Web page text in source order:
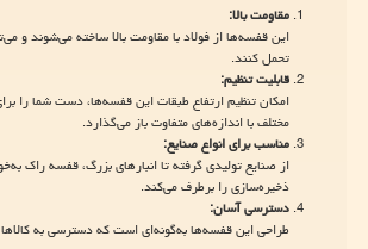
مقاومت بالا:
این قفسه‌ها از فولاد با مقاومت بالا ساخته می‌شوند و
تحمل کنند.
قابلیت تنظیم:
امکان تنظیم ارتفاع طبقات این قفسه‌ها، دست شما را
مختلف با اندازه‌های متفاوت باز می‌گذارد.
مناسب برای انواع صنایع:
از صنایع تولیدی گرفته تا انبارهای بزرگ، قفسه راک
ذخیره‌سازی را برطرف می‌کند.
دسترسی آسان:
طراحی این قفسه‌ها به‌گونه‌ای است که دسترسی به